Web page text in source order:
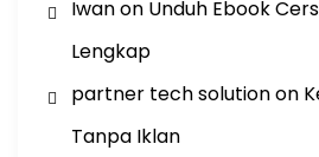
Iwanon Unduh Ebook
Lengkap
partner tech solutionon
Tanpa Iklan